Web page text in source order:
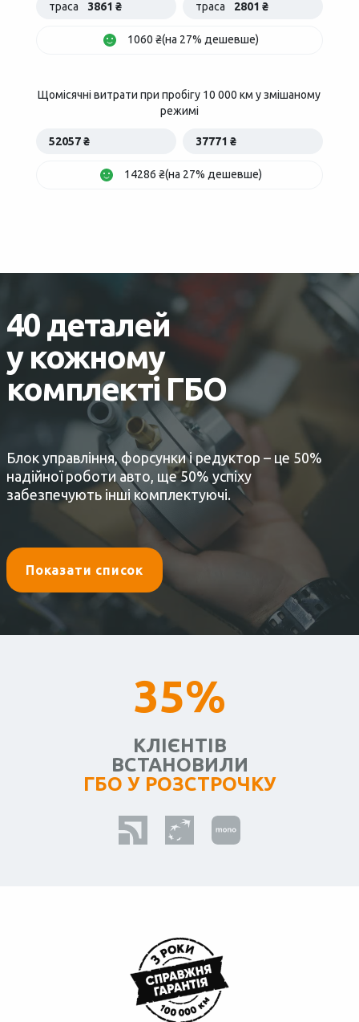
траса 3861 ₴ траса 2801 ₴
1060 ₴(на 27% дешевше)
Щомісячні витрати при пробігу 10 000 км у змішаному
режимі
52057 ₴ 37771 ₴
14286 ₴(на 27% дешевше)
40 деталей
у кожному
комплекті ГБО
Блок управління, форсунки і редуктор – це 50%
надійної роботи авто, ще 50% успіху
забезпечують інші комплектуючі.
Показати список
35%
КЛІЄНТІВ
ВСТАНОВИЛИ
ГБО У РОЗСТРОЧКУ